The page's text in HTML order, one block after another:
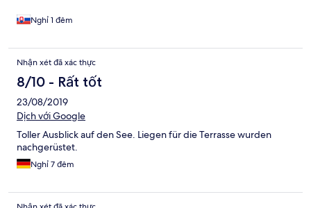
sa cíti ako "pán"! Tak dovidenia za rok;-)
Nghỉ 1 đêm
Nhận xét đã xác thực
8/10 - Rất tốt
23/08/2019
Dịch với Google
Toller Ausblick auf den See. Liegen für die Terrasse wurden
nachgerüstet.
Nghỉ 7 đêm